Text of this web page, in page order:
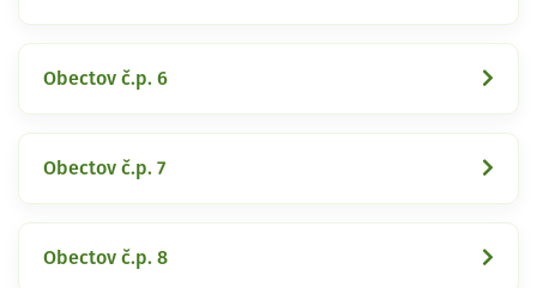
Obectov č.p. 6
Obectov č.p. 7
Obectov č.p. 8